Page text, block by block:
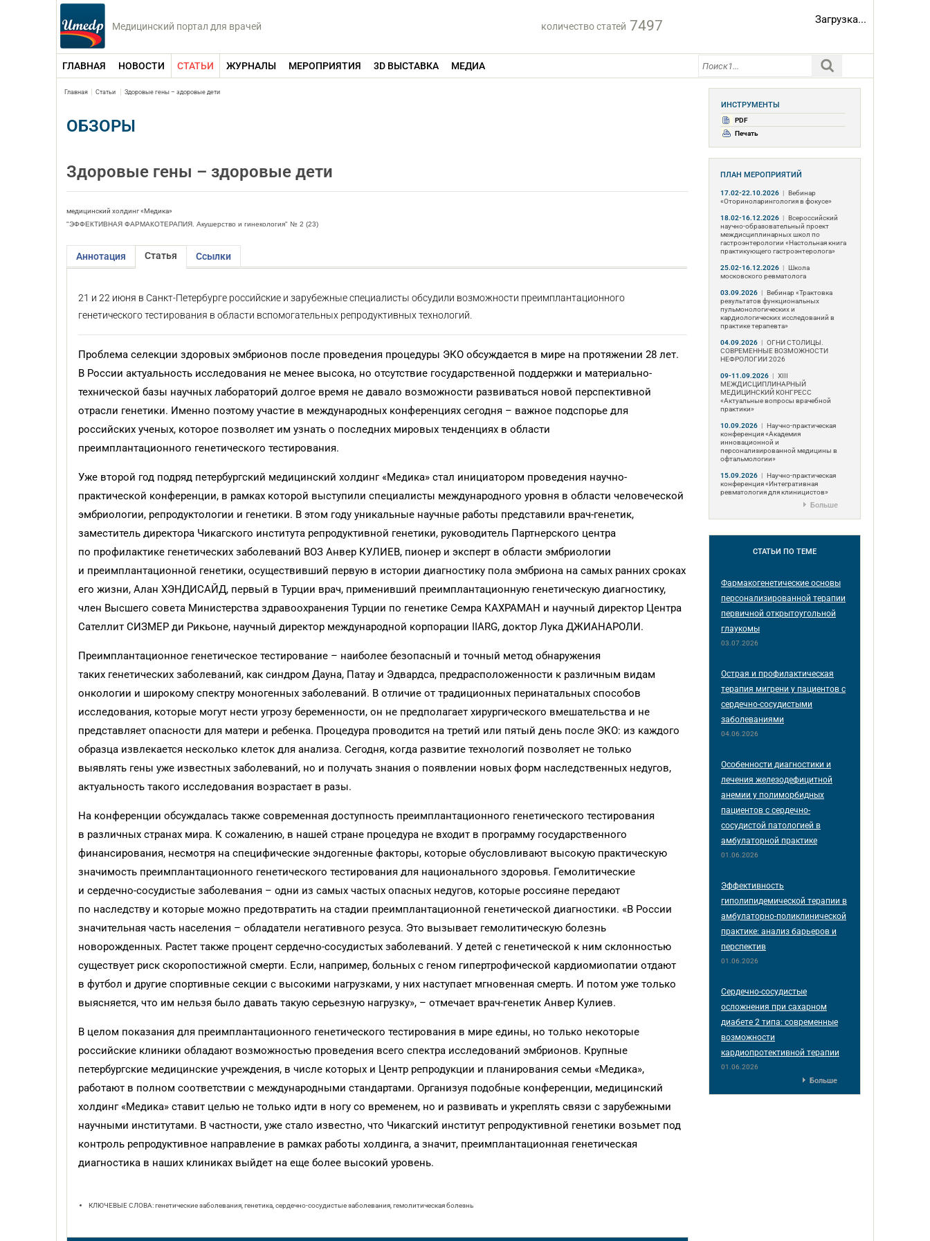
Медицинский портал для врачей количество статей 7497 Загрузка...
ГЛАВНАЯ НОВОСТИ СТАТЬИ ЖУРНАЛЫ МЕРОПРИЯТИЯ 3D ВЫСТАВКА МЕДИА
Главная Статьи Здоровые гены – здоровые дети
ОБЗОРЫ
Здоровые гены – здоровые дети
медицинский холдинг «Медика»
"ЭФФЕКТИВНАЯ ФАРМАКОТЕРАПИЯ. Акушерство и гинекология" № 2 (23)
Аннотация Статья Ссылки
21 и 22 июня в Санкт-Петербурге российские и зарубежные специалисты обсудили возможности преимплантационного
генетического тестирования в области вспомогательных репродуктивных технологий.
Проблема селекции здоровых эмбрионов после проведения процедуры ЭКО обсуждается в мире на протяжении 28 лет.
В России актуальность исследования не менее высока, но отсутствие государственной поддержки и материально-
технической базы научных лабораторий долгое время не давало возможности развиваться новой перспективной
отрасли генетики. Именно поэтому участие в международных конференциях сегодня – важное подспорье для
российских ученых, которое позволяет им узнать о последних мировых тенденциях в области
преимплантационного генетического тестирования.
Уже второй год подряд петербургский медицинский холдинг «Медика» стал инициатором проведения научно-
практической конференции, в рамках которой выступили специалисты международного уровня в области человеческой
эмбриологии, репродуктологии и генетики. В этом году уникальные научные работы представили врач-генетик,
заместитель директора Чикагского института репродуктивной генетики, руководитель Партнерского центра
по профилактике генетических заболеваний ВОЗ Анвер КУЛИЕВ, пионер и эксперт в области эмбриологии
и преимплантационной генетики, осуществивший первую в истории диагностику пола эмбриона на самых ранних сроках
его жизни, Алан ХЭНДИСАЙД, первый в Турции врач, применивший преимплантационную генетическую диагностику,
член Высшего совета Министерства здравоохранения Турции по генетике Семра КАХРАМАН и научный директор Центра
Сателлит СИЗМЕР ди Рикьоне, научный директор международной корпорации IIARG, доктор Лука ДЖИАНАРОЛИ.
Преимплантационное генетическое тестирование – наиболее безопасный и точный метод обнаружения
таких генетических заболеваний, как синдром Дауна, Патау и Эдвардса, предрасположенности к различным видам
онкологии и широкому спектру моногенных заболеваний. В отличие от традиционных перинатальных способов
исследования, которые могут нести угрозу беременности, он не предполагает хирургического вмешательства и не
представляет опасности для матери и ребенка. Процедура проводится на третий или пятый день после ЭКО: из каждого
образца извлекается несколько клеток для анализа. Сегодня, когда развитие технологий позволяет не только
выявлять гены уже известных заболеваний, но и получать знания о появлении новых форм наследственных недугов,
актуальность такого исследования возрастает в разы.
На конференции обсуждалась также современная доступность преимплантационного генетического тестирования
в различных странах мира. К сожалению, в нашей стране процедура не входит в программу государственного
финансирования, несмотря на специфические эндогенные факторы, которые обусловливают высокую практическую
значимость преимплантационного генетического тестирования для национального здоровья. Гемолитические
и сердечно-сосудистые заболевания – одни из самых частых опасных недугов, которые россияне передают
по наследству и которые можно предотвратить на стадии преимплантационной генетической диагностики. «В России
значительная часть населения – обладатели негативного резуса. Это вызывает гемолитическую болезнь
новорожденных. Растет также процент сердечно-сосудистых заболеваний. У детей с генетической к ним склонностью
существует риск скоропостижной смерти. Если, например, больных с геном гипертрофической кардиомиопатии отдают
в футбол и другие спортивные секции с высокими нагрузками, у них наступает мгновенная смерть. И потом уже только
выясняется, что им нельзя было давать такую серьезную нагрузку», – отмечает врач-генетик Анвер Кулиев.
В целом показания для преимплантационного генетического тестирования в мире едины, но только некоторые
российские клиники обладают возможностью проведения всего спектра исследований эмбрионов. Крупные
петербургские медицинские учреждения, в числе которых и Центр репродукции и планирования семьи «Медика»,
работают в полном соответствии с международными стандартами. Организуя подобные конференции, медицинский
холдинг «Медика» ставит целью не только идти в ногу со временем, но и развивать и укреплять связи с зарубежными
научными институтами. В частности, уже стало известно, что Чикагский институт репродуктивной генетики возьмет под
контроль репродуктивное направление в рамках работы холдинга, а значит, преимплантационная генетическая
диагностика в наших клиниках выйдет на еще более высокий уровень.
КЛЮЧЕВЫЕ СЛОВА: генетические заболевания, генетика, сердечно-сосудистые заболевания, гемолитическая болезнь
ИНСТРУМЕНТЫ
PDF
Печать
ПЛАН МЕРОПРИЯТИЙ
17.02-22.10.2026 | Вебинар
«Оториноларингология в фокусе»
18.02-16.12.2026 | Всероссийский
научно-образовательный проект
междисциплинарных школ по
гастроэнтерологии «Настольная книга
практикующего гастроэнтеролога»
25.02-16.12.2026 | Школа
московского ревматолога
03.09.2026 | Вебинар «Трактовка
результатов функциональных
пульмонологических и
кардиологических исследований в
практике терапевта»
04.09.2026 | ОГНИ СТОЛИЦЫ.
СОВРЕМЕННЫЕ ВОЗМОЖНОСТИ
НЕФРОЛОГИИ 2026
09-11.09.2026 | ХIII
МЕЖДИСЦИПЛИНАРНЫЙ
МЕДИЦИНСКИЙ КОНГРЕСС
«Актуальные вопросы врачебной
практики»
10.09.2026 | Научно-практическая
конференция «Академия
инновационной и
персонализированной медицины в
офтальмологии»
15.09.2026 | Научно-практическая
конференция «Интегративная
ревматология для клиницистов»
Больше
СТАТЬИ ПО ТЕМЕ
Фармакогенетические основы
персонализированной терапии
первичной открытоугольной
глаукомы
03.07.2026
Острая и профилактическая
терапия мигрени у пациентов с
сердечно-сосудистыми
заболеваниями
04.06.2026
Особенности диагностики и
лечения железодефицитной
анемии у полиморбидных
пациентов с сердечно-
сосудистой патологией в
амбулаторной практике
01.06.2026
Эффективность
гиполипидемической терапии в
амбулаторно-поликлинической
практике: анализ барьеров и
перспектив
01.06.2026
Сердечно-сосудистые
осложнения при сахарном
диабете 2 типа: современные
возможности
кардиопротективной терапии
01.06.2026
Больше